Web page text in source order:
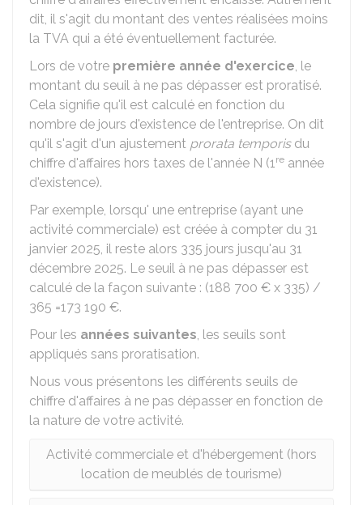
dit, il s'agit du montant des ventes réalisées moins
la TVA qui a été éventuellement facturée.
Lors de votre première année d'exercice, le
montant du seuil à ne pas dépasser est proratisé.
Cela signifie qu'il est calculé en fonction du
nombre de jours d'existence de l'entreprise. On dit
qu'il s'agit d'un ajustement prorata temporisdu
chiffre d'affaires hors taxes de l'année N (1re année
d'existence).
Par exemple, lorsqu' une entreprise (ayant une
activité commerciale) est créée à compter du 31
janvier 2025, il reste alors 335 jours jusqu'au 31
décembre 2025. Le seuil à ne pas dépasser est
calculé de la façon suivante : (188 700 € x 335) /
365 =173 190 €.
Pour les années suivantes, les seuils sont
appliqués sans proratisation.
Nous vous présentons les différents seuils de
chiffre d'affaires à ne pas dépasser en fonction de
la nature de votre activité.
Activité commerciale et d'hébergement (hors
location de meublés de tourisme)